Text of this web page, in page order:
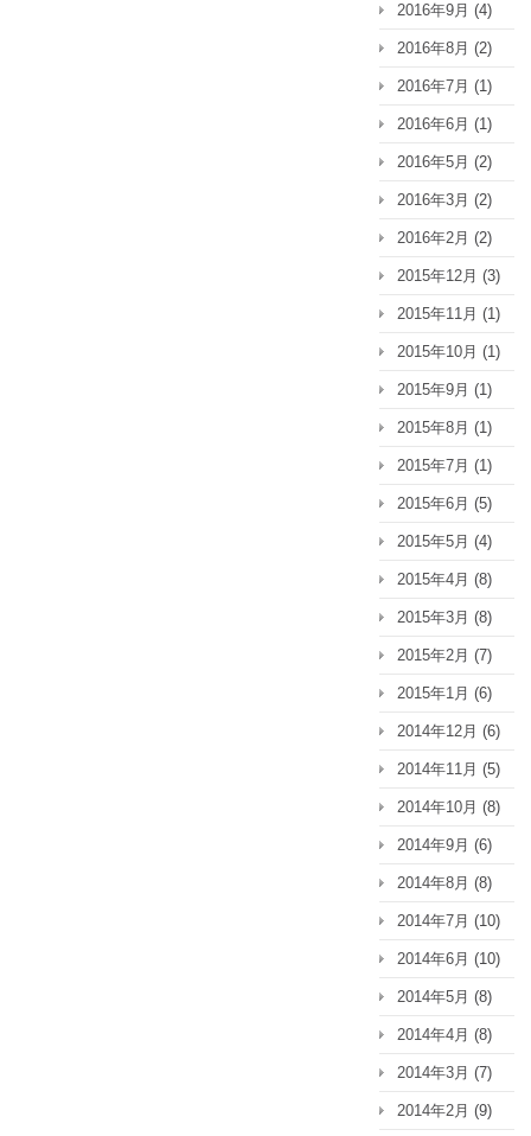
2016年9月 (4)
2016年8月 (2)
2016年7月 (1)
2016年6月 (1)
2016年5月 (2)
2016年3月 (2)
2016年2月 (2)
2015年12月 (3)
2015年11月 (1)
2015年10月 (1)
2015年9月 (1)
2015年8月 (1)
2015年7月 (1)
2015年6月 (5)
2015年5月 (4)
2015年4月 (8)
2015年3月 (8)
2015年2月 (7)
2015年1月 (6)
2014年12月 (6)
2014年11月 (5)
2014年10月 (8)
2014年9月 (6)
2014年8月 (8)
2014年7月 (10)
2014年6月 (10)
2014年5月 (8)
2014年4月 (8)
2014年3月 (7)
2014年2月 (9)